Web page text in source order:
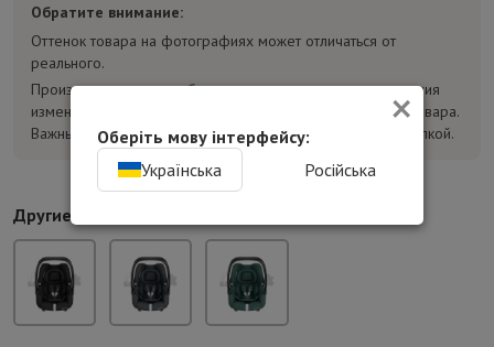
Обратите внимание:
Оттенок товара на фотографиях может отличаться от
реального.
Производитель может без предварительного уведомления
изменять конструкцию, комплектацию и характеристики товара.
Важные параметры уточняйте у консультанта перед покупкой.
Другие цвета:
×
Оберіть мову інтерфейсу:
Українська
Російська